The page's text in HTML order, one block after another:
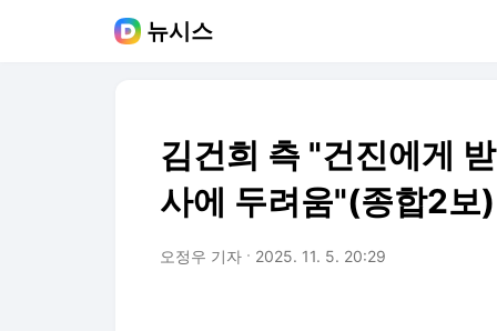
뉴시스
김건희 측 "건진에게
사에 두려움"(종합2보)
오정우 기자 2025. 11. 5. 20:29